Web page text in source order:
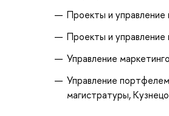
Проекты и управление
Проекты и управление
Управление
Управление
магистратуры,